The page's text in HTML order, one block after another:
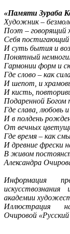
«Памяти Зураба
Художник –
Поэт – говорящий
Себя постигающий
И суть бытия и
Понятный
Гармонии форм и
Где слово – как
И шепот, и
И кисть,
Подаренной Богом
Где слава, любовь и
И в полдень
От вечных
Где время – как
И древние фрески
В живом
Александра
Информация
академии
Иллюстрация
Очировой